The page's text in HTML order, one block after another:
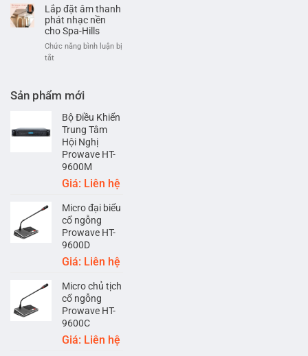
cho
phòng
họp
tại
phố
Chí
Minh
micro
cổ
ngỗng
bán
Lắp đặt âm thanh
phát nhạc nền
cho Spa-Hills
Chức năng bình luận bị
tắt
âm
phát
nhạc
nền
cho
Spa-
Sản phẩm mới
Bộ Điều Khiển
Trung Tâm
Hội Nghị
Prowave HT-
9600M
Giá: Liên hệ
Micro đại biểu
cổ ngỗng
Prowave HT-
9600D
Giá: Liên hệ
Micro chủ tịch
cổ ngỗng
Prowave HT-
9600C
Giá: Liên hệ